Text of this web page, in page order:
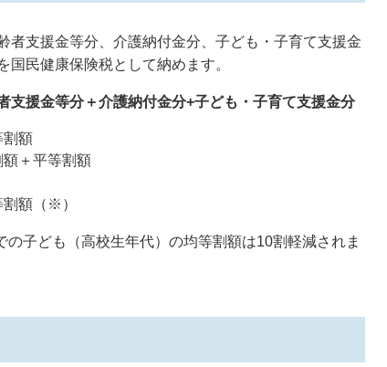
者支援金等分、介護納付金分、子ども・子育て支援金
民健康保険税として納めます。
支援金等分＋介護納付金分+子ども・子育て支援金分
割額
＋平等割額
額（※）
子ども（高校生年代）の均等割額は10割軽減されま